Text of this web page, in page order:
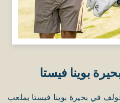
بوينا فيستا
في بحيرة بوينا فيستا بملعب